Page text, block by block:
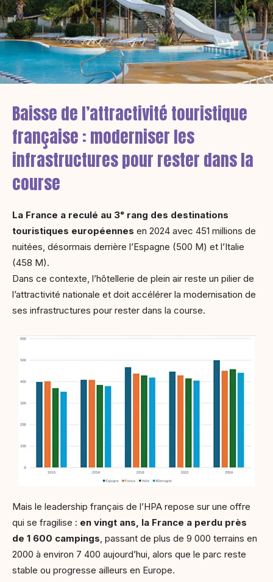
Baisse de l’attractivité touristique
française : moderniser les
infrastructures pour rester dans la
course
La France a reculé au 3ᵉ rang des destinations
touristiques européennes en 2024 avec 451 millions de
nuitées, désormais derrière l’Espagne (500 M) et l’Italie
(458 M).
Dans ce contexte, l’hôtellerie de plein air reste un pilier de
l’attractivité nationale et doit accélérer la modernisation de
ses infrastructures pour rester dans la course.
Mais le leadership français de l’HPA repose sur une offre
qui se fragilise : en vingt ans, la France a perdu près
de 1 600 campings , passant de plus de 9 000 terrains en
2000 à environ 7 400 aujourd’hui, alors que le parc reste
stable ou progresse ailleurs en Europe.